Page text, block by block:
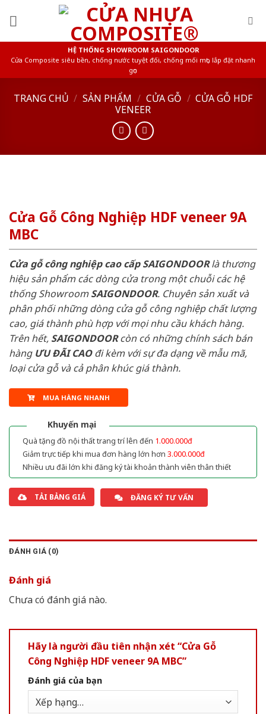
HỆ THỐNG SHOWROOM SAIGONDOOR
Cửa Composite siêu bền, chống nước tuyệt đối, chống mối mọt, lắp đặt nhanh
gọn
TRANG CHỦ / SẢN PHẨM / CỬA GỖ / CỬA GỖ HDF
VENEER
Cửa Gỗ Công Nghiệp HDF veneer 9A
MBC
Cửa gỗ công nghiệp cao cấp SAIGONDOORlà thương
hiệu sản phẩm các dòng cửa trong một chuỗi các hệ
thống ShowroomSAIGONDOOR. Chuyên sản xuất và
phân phối những dòng cửa gỗ công nghiệp chất lượng
cao, giá thành phù hợp với mọi nhu cầu khách hàng.
Trên hết, SAIGONDOORcòn có những chính sách bán
hàng ƯU ĐÃI CAOđi kèm với sự đa dạng về mẫu mã,
loại cửa gỗ và cả phân khúc giá thành.
MUA HÀNG NHANH
Khuyến mại
Quà tặng đồ nội thất trang trí lên đến 1.000.000đ
Giảm trực tiếp khi mua đơn hàng lớn hơn 3.000.000đ
Nhiều ưu đãi lớn khi đăng ký tài khoản thành viên thân thiết
TẢI BẢNG GIÁ ĐĂNG KÝ TƯ VẤN
ĐÁNH GIÁ (0)
Đánh giá
Chưa có đánh giá nào.
Hãy là người đầu tiên nhận xét “Cửa Gỗ
Công Nghiệp HDF veneer 9A MBC”
Đánh giá của bạn